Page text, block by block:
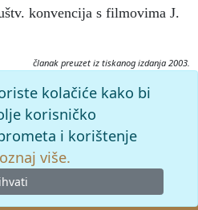
konvencija s filmovima J.
članak preuzet iz tiskanog izdanja 2003.
(2003), mrežno izdanje.
Krleža, 2026. Pristupljeno
clanak/crvenoruki-goupi>.
kolačiće kako bi
korisničko
i korištenje
više.
Miroslav Krleža